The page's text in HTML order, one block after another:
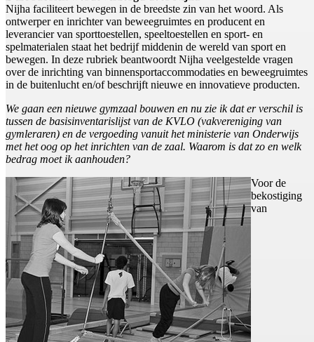
Nijha faciliteert bewegen in de breedste zin van het woord. Als
ontwerper en inrichter van beweegruimtes en producent en
leverancier van sporttoestellen, speeltoestellen en sport- en
spelmaterialen staat het bedrijf middenin de wereld van sport en
bewegen. In deze rubriek beantwoordt Nijha veelgestelde vragen
over de inrichting van binnensportaccommodaties en beweegruimtes
in de buitenlucht en/of beschrijft nieuwe en innovatieve producten.
We gaan een nieuwe gymzaal bouwen en nu zie ik dat er verschil is
tussen de basisinventarislijst van de KVLO (vakvereniging van
gymleraren) en de vergoeding vanuit het ministerie van Onderwijs
met het oog op het inrichten van de zaal. Waarom is dat zo en welk
bedrag moet ik aanhouden?
Voor de
bekostiging
van